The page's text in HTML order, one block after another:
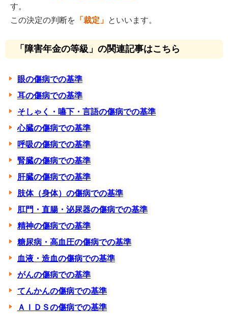
す。
この決定の判断を 「裁定」 といいます。
「障害年金の等級」の関連記事はこちら
眼の傷病での基準
耳の傷病での基準
そしゃく・嚥下・言語の傷病での基準
心臓の傷病での基準
呼吸の傷病での基準
腎臓の傷病での基準
肝臓の傷病での基準
肢体（身体）の傷病での基準
肛門・直腸・泌尿器の傷病での基準
精神の傷病での基準
糖尿病・高血圧の傷病での基準
血液・造血の傷病での基準
がんの傷病での基準
てんかんの傷病での基準
ＡＩＤＳの傷病での基準